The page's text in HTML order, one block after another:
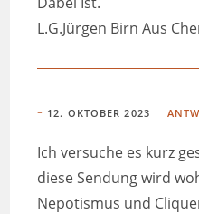
L.G.Jürgen Birn Aus
- 12. OKTOBER 2023
Ich versuche es kurz
diese Sendung wird
Nepotismus und